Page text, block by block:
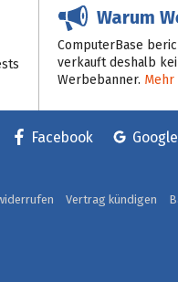
Warum
ComputerBase
verkauft deshalb
Werbebanner. Mehr
Facebook
Vertrag kündigen